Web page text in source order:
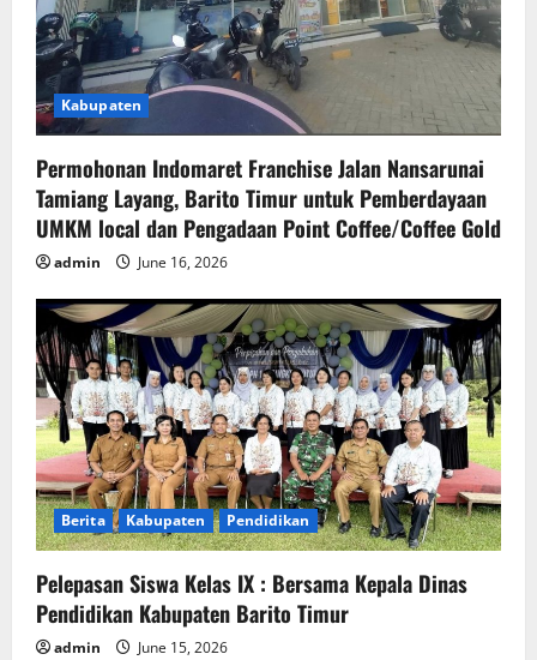
Kabupaten
Permohonan Indomaret Franchise Jalan Nansarunai
Tamiang Layang, Barito Timur untuk Pemberdayaan
UMKM local dan Pengadaan Point Coffee/Coffee Gold
admin June 16, 2026
Berita Kabupaten Pendidikan
Pelepasan Siswa Kelas IX : Bersama Kepala Dinas
Pendidikan Kabupaten Barito Timur
admin June 15, 2026